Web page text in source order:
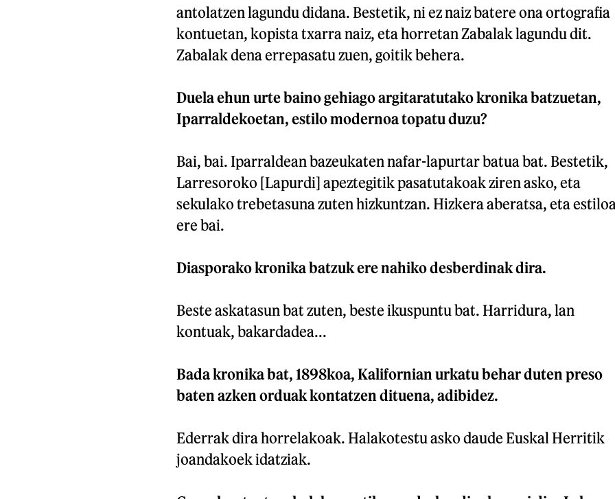
antolatzen lagundu didana. Bestetik, ni ez naiz batere ona ortografia
kontuetan, kopista txarra naiz, eta horretan Zabalak lagundu dit.
Zabalak dena errepasatu zuen, goitik behera.
Duela ehun urte baino gehiago argitaratutako kronika batzuetan,
Iparraldekoetan, estilo modernoa topatu duzu?
Bai, bai. Iparraldean bazeukaten nafar-lapurtar batua bat. Bestetik,
Larresoroko [Lapurdi] apeztegitik pasatutakoak ziren asko, eta
sekulako trebetasuna zuten hizkuntzan. Hizkera aberatsa, eta
ere bai.
Diasporako kronika batzuk ere nahiko desberdinak dira.
Beste askatasun bat zuten, beste ikuspuntu bat. Harridura, lan
kontuak, bakardadea...
Bada kronika bat, 1898koa, Kalifornian urkatu behar duten preso
baten azken orduak kontatzen dituena, adibidez.
Ederrak dira horrelakoak. Halakotestu asko daude Euskal Herritik
joandakoek idatziak.